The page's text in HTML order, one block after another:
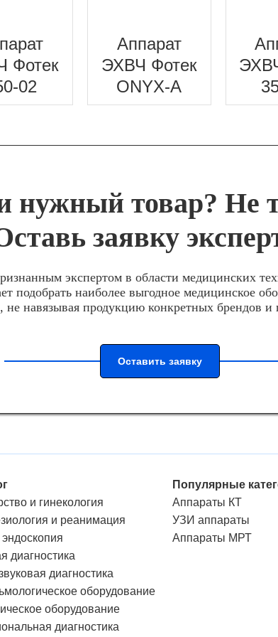
Фотек
02
Аппарат
ЭХВЧ Фотек
ONYX-A
нужный товар? Не
заявку
экспертом в области медицинских
подобрать наиболее выгодное медицинское
не навязывая продукцию конкретных брендов и
Оставить заявку
и гинекология
и реанимация
эндоскопия
диагностика
диагностика
оборудование
оборудование
диагностика
Популярные
Аппараты КТ
УЗИ аппараты
Аппараты МРТ